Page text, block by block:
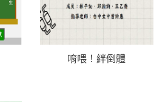
唷喂！絆倒體